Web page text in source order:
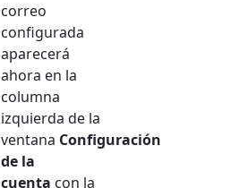
correo
configurada
aparecerá
ahora en la
columna
izquierda de la
ventana Configuración
de la
cuenta con la